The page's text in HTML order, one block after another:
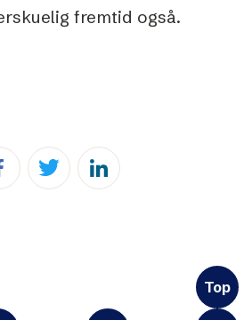
fremtid også.
Top